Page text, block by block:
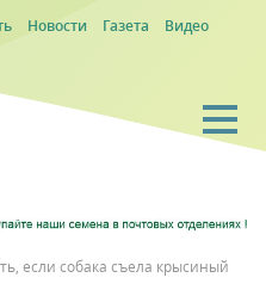
Новости Газета
Видео
если собака съела крысиный